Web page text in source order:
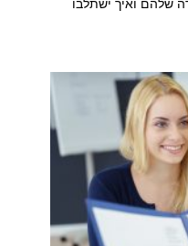
שלהם ואיך ישתלבו